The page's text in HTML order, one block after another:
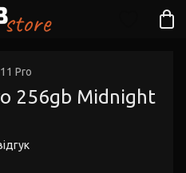
Pro
256gb Midnight